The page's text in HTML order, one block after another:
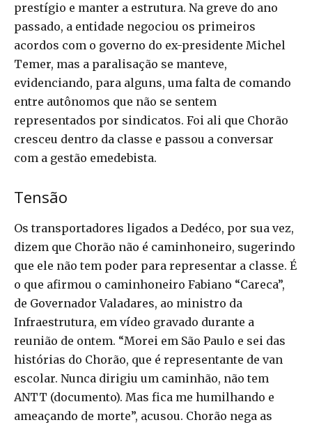
prestígio e manter a estrutura. Na greve do ano
passado, a entidade negociou os primeiros
acordos com o governo do ex-presidente Michel
Temer, mas a paralisação se manteve,
evidenciando, para alguns, uma falta de comando
entre autônomos que não se sentem
representados por sindicatos. Foi ali que Chorão
cresceu dentro da classe e passou a conversar
com a gestão emedebista.
Tensão
Os transportadores ligados a Dedéco, por sua vez,
dizem que Chorão não é caminhoneiro, sugerindo
que ele não tem poder para representar a classe. É
o que afirmou o caminhoneiro Fabiano “Careca”,
de Governador Valadares, ao ministro da
Infraestrutura, em vídeo gravado durante a
reunião de ontem. “Morei em São Paulo e sei das
histórias do Chorão, que é representante de van
escolar. Nunca dirigiu um caminhão, não tem
ANTT (documento). Mas fica me humilhando e
ameaçando de morte”, acusou. Chorão nega as